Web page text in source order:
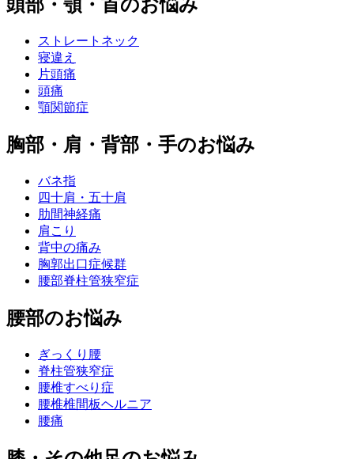
頭部・顎・首のお悩み
ストレートネック
寝違え
片頭痛
頭痛
顎関節症
胸部・肩・背部・手のお悩み
バネ指
四十肩・五十肩
肋間神経痛
肩こり
背中の痛み
胸郭出口症候群
腰部脊柱管狭窄症
腰部のお悩み
ぎっくり腰
脊柱管狭窄症
腰椎すべり症
腰椎椎間板ヘルニア
腰痛